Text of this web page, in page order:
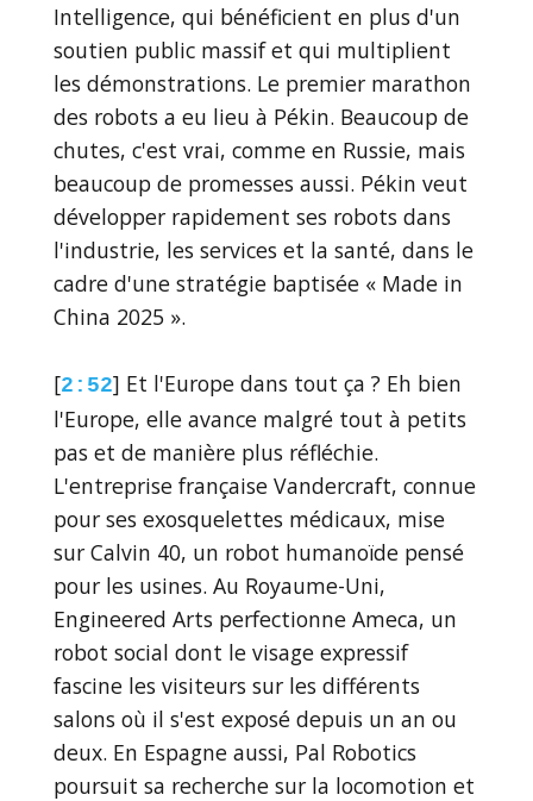
Intelligence, qui bénéficient en plus d'un
soutien public massif et qui multiplient
les démonstrations. Le premier marathon
des robots a eu lieu à Pékin. Beaucoup de
chutes, c'est vrai, comme en Russie, mais
beaucoup de promesses aussi. Pékin veut
développer rapidement ses robots dans
l'industrie, les services et la santé, dans le
cadre d'une stratégie baptisée « Made in
China 2025 ».
[2:52] Et l'Europe dans tout ça ? Eh bien
l'Europe, elle avance malgré tout à petits
pas et de manière plus réfléchie.
L'entreprise française Vandercraft, connue
pour ses exosquelettes médicaux, mise
sur Calvin 40, un robot humanoïde pensé
pour les usines. Au Royaume-Uni,
Engineered Arts perfectionne Ameca, un
robot social dont le visage expressif
fascine les visiteurs sur les différents
salons où il s'est exposé depuis un an ou
deux. En Espagne aussi, Pal Robotics
poursuit sa recherche sur la locomotion et